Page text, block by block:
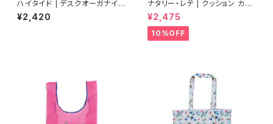
ハイタイド | デスクオーガナイ
ザー(スチール)
¥2,420
ナタリー・レテ | クッション カバ
ー ラッキー キャット | Cushion
Cover Lucky Cat
¥2,475
10%OFF